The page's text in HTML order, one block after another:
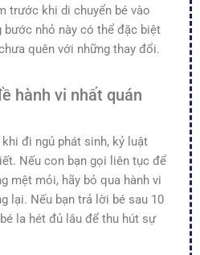
trước khi di chuyển bé vào
bước nhỏ này có thể đặc biệt
quên với những thay đổi.
hành vi nhất quán
đi ngủ phát sinh, kỷ luật
Nếu con bạn gọi liên tục để
mệt mỏi, hãy bỏ qua hành vi
lại. Nếu bạn trả lời bé sau 10
la hét đủ lâu để thu hút sự